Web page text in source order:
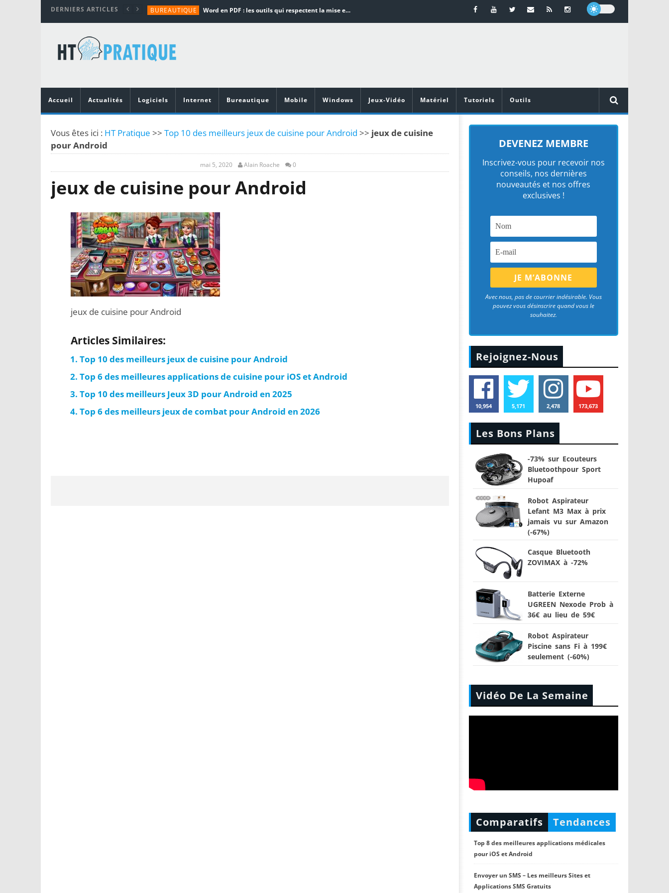
DERNIERS ARTICLES BUREAUTIQUE Word en PDF : les outils qui respectent la mise en page
TUTORIALS
MATÉRIEL
Vidéoprojecteurs Asus : Top 6 des meilleurs modèles de la marque
Accueil
Actualités Logiciels Internet Bureautique Mobile Windows Jeux-Vidéo Matériel Tutoriels Outils
Vous êtes ici : HT Pratique >> Top 10 des meilleurs jeux de cuisine pour Android >> jeux de cuisine
pour Android
mai 5, 2020 Alain Roache 0
jeux de cuisine pour Android
jeux de cuisine pour Android
Articles Similaires:
Top 10 des meilleurs jeux de cuisine pour Android
Top 6 des meilleures applications de cuisine pour iOS et Android
Top 10 des meilleurs Jeux 3D pour Android en 2025
Top 6 des meilleurs jeux de combat pour Android en 2026
DEVENEZ MEMBRE
Inscrivez-vous pour recevoir nos
conseils, nos dernières
nouveautés et nos offres
exclusives !
Avec nous, pas de courrier indésirable. Vous
pouvez vous désinscrire quand vous le
souhaitez.
Rejoignez-Nous
10,954 5,171 2,478 173,673
Les Bons Plans
-73% sur Ecouteurs
Bluetoothpour Sport
Hupoaf
Robot Aspirateur
Lefant M3 Max à prix
jamais vu sur Amazon
(-67%)
Casque Bluetooth
ZOVIMAX à -72%
Batterie Externe
UGREEN Nexode Prob à
36€ au lieu de 59€
Robot Aspirateur
Piscine sans Fi à 199€
seulement (-60%)
Vidéo De La Semaine
Comparatifs Tendances
Top 8 des meilleures applications médicales
pour iOS et Android
Envoyer un SMS – Les meilleurs Sites et
Applications SMS Gratuits